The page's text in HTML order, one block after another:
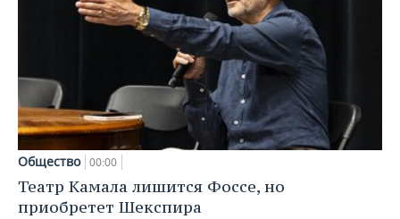
Общество 00:00
Театр Камала лишится Фоссе, но
приобретет Шекспира